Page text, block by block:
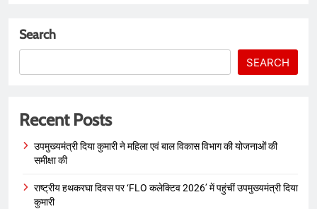
Search
SEARCH
Recent Posts
उपमुख्यमंत्री दिया कुमारी ने महिला एवं बाल विकास विभाग की योजनाओं की
समीक्षा की
राष्ट्रीय हथकरघा दिवस पर ‘FLO कलेक्टिव 2026’ में पहुंचीं उपमुख्यमंत्री दिया
कुमारी